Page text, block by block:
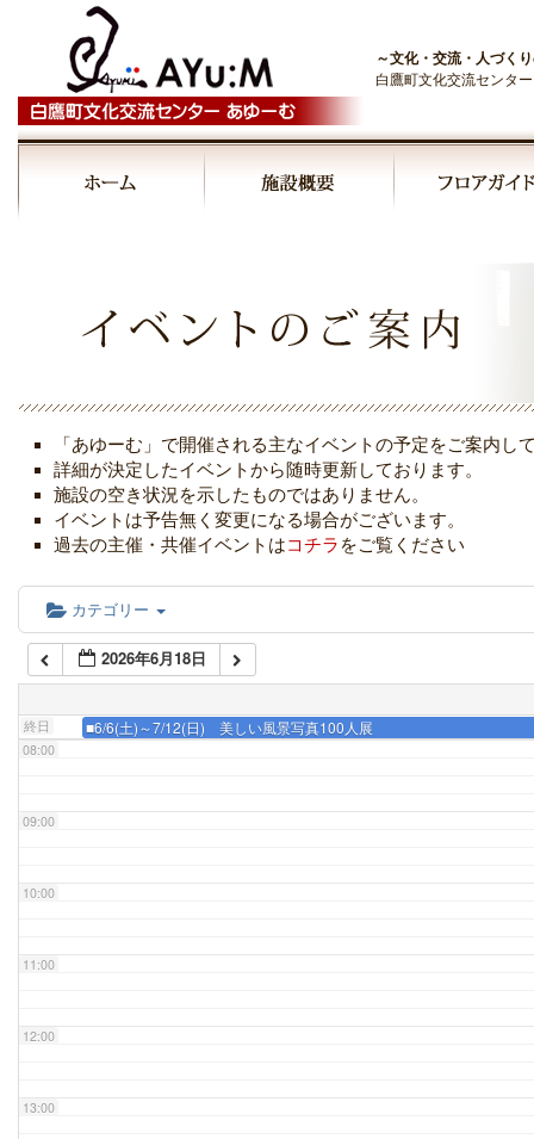
～文化・交流・人づく
白鷹町文化交流センタ
「あゆーむ」で開催される主なイベントの予定をご案内し
詳細が決定したイベントから随時更新しております。
施設の空き状況を示したものではありません。
イベントは予告無く変更になる場合がございます。
過去の主催・共催イベントはコチラ をご覧ください
カテゴリー
2026年6月18日
終日 ■6/6(土)～7/12(日) 美しい風景写真100人展
04:00
06:00
07:00
08:00
09:00
10:00
11:00
12:00
13:00